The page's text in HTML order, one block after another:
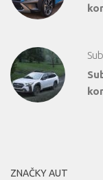
ZNAČKY AUT